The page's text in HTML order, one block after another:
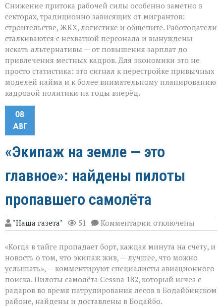
Снижение притока рабочей силы особенно заметно в
секторах, традиционно зависящих от мигрантов:
строительстве, ЖКХ, логистике и общепите. Работодатели
сталкиваются с нехваткой персонала и вынуждены
искать альтернативы — от повышения зарплат до
привлечения местных кадров. Для экономики это не
просто статистика: это сигнал к перестройке привычных
моделей найма и к более внимательному планированию
кадровой политики на годы вперёд.
08
АВГ
«Экипаж на земле — это
главное»: найдены пилоты
пропавшего самолёта
"Наша газета" 51 Комментарии к
записи
на
земле — это
главное»:
найдены
пилоты
пропавшего
самолёта
отключены
«Когда в тайге пропадает борт, каждая минута на счету, и
новость о том, что экипаж жив, — лучшее, что можно
услышать», — комментируют специалисты авиационного
поиска. Пилоты самолёта Cessna 182, который исчез с
радаров во время патрулирования лесов в Бодайбинском
районе, найдены и доставлены в Бодайбо.